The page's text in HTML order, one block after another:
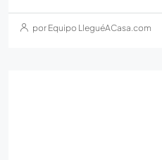
por Equipo LleguéACasa.com